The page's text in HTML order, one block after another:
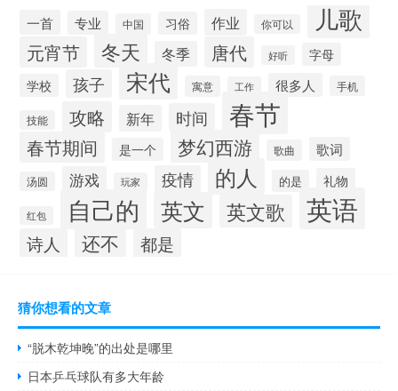
一首 专业 中国 习俗 作业 你可以 儿歌
元宵节 冬天 冬季 唐代 好听
字母
学校
孩子 宋代 寓意 工作 很多人 手机
技能 攻略 新年 时间 春节
春节期间 是一个 梦幻西游 歌曲 歌词
汤圆 游戏 玩家 疫情 的人 的是 礼物
红包 自己的 英文 英文歌 英语
诗人 还不 都是
猜你想看的文章
“脱木乾坤晚”的出处是哪里
日本乒乓球队有多大年龄